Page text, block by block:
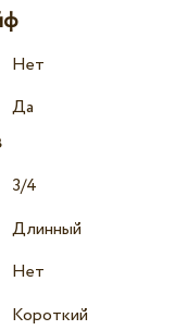
Нет
Да
3/4
Длинный
Нет
Короткий